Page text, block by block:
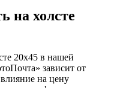
на холсте
20х45 в нашей
зависит от
на цену